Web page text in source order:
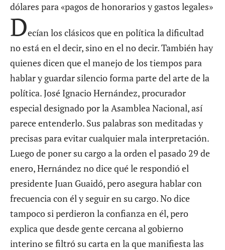
dólares para «pagos de honorarios y gastos legales»
Decían los clásicos que en política la dificultad
no está en el decir, sino en el no decir. También hay
quienes dicen que el manejo de los tiempos para
hablar y guardar silencio forma parte del arte de la
política. José Ignacio Hernández, procurador
especial designado por la Asamblea Nacional, así
parece entenderlo. Sus palabras son meditadas y
precisas para evitar cualquier mala interpretación.
Luego de poner su cargo a la orden el pasado 29 de
enero, Hernández no dice qué le respondió el
presidente Juan Guaidó, pero asegura hablar con
frecuencia con él y seguir en su cargo. No dice
tampoco si perdieron la confianza en él, pero
explica que desde gente cercana al gobierno
interino se filtró su carta en la que manifiesta las